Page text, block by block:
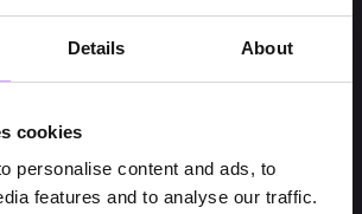
Details About
cookies
personalise content and ads, to
features and to analyse our traffic.